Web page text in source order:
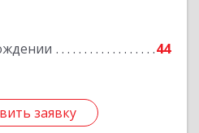
44
заявку
заявку